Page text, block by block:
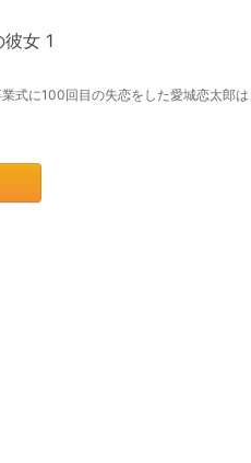
女 1
式に100回目の失恋をした愛城恋太郎